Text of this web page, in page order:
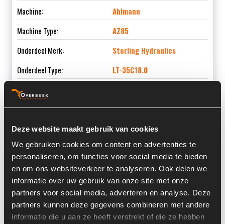
Deze website maakt gebruik van cookies
We gebruiken cookies om content en advertenties te
personaliseren, om functies voor social media te bieden
en om ons websiteverkeer te analyseren. Ook delen we
informatie over uw gebruik van onze site met onze
partners voor social media, adverteren en analyse. Deze
partners kunnen deze gegevens combineren met andere
informatie die u aan ze heeft verstrekt of die ze hebben
Machine:
Ahlmann
Machine Type:
AZ85
Onderdeel Merk:
Sterling Hydraulics
Onderdeel Type:
LT-35C18.0
Onderdeel nummer:
Informatie
Locatie:
4A12I
Serienummer:
070497
Past op de volgende machines:
Ahlmann AZ 85